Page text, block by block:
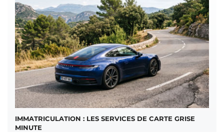
IMMATRICULATION : LES SERVICES DE CARTE GRISE
MINUTE